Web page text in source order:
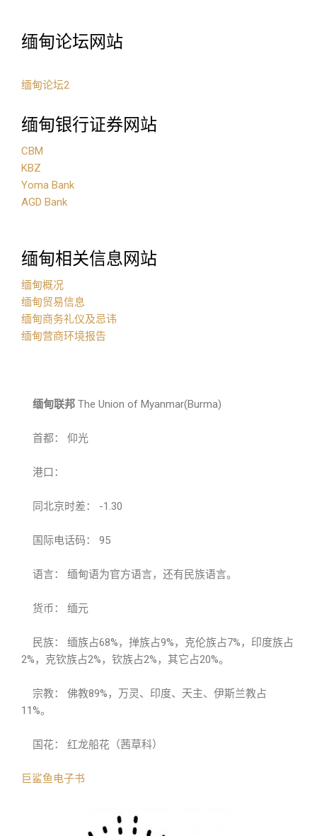
缅甸论坛网站
缅甸论坛2
缅甸银行证券网站
CBM
KBZ
Yoma Bank
AGD Bank
缅甸相关信息网站
缅甸概况
缅甸贸易信息
缅甸商务礼仪及忌讳
缅甸营商环境报告
缅甸联邦 The Union of Myanmar(Burma)
首都： 仰光
港口：
同北京时差： -1.30
国际电话码： 95
语言： 缅甸语为官方语言，还有民族语言。
货币： 缅元
民族： 缅族占68%，掸族占9%，克伦族占7%，印度族占
2%，克钦族占2%，钦族占2%，其它占20%。
宗教： 佛教89%，万灵、印度、天主、伊斯兰教占
11%。
国花： 红龙船花（茜草科）
巨鲨鱼电子书